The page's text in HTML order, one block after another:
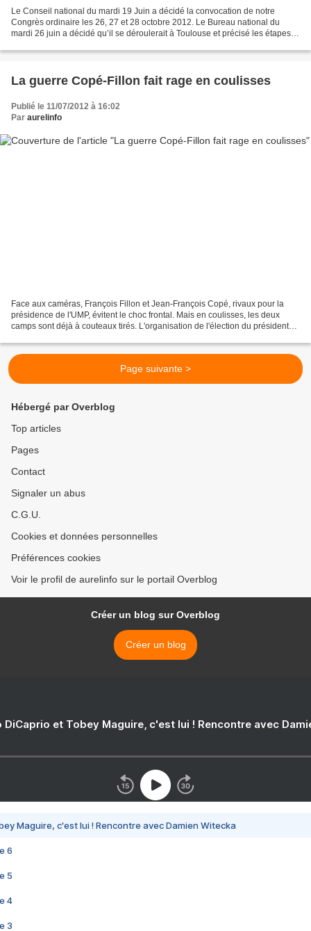
Le Conseil national du mardi 19 Juin a décidé la convocation de notre
Congrès ordinaire les 26, 27 et 28 octobre 2012. Le Bureau national du
mardi 26 juin a décidé qu’il se déroulerait à Toulouse et précisé les étapes
La guerre Copé-Fillon fait rage en coulisses
Publié le 11/07/2012 à 16:02
Par aurelinfo
Face aux caméras, François Fillon et Jean-François Copé, rivaux pour la
présidence de l'UMP, évitent le choc frontal. Mais en coulisses, les deux
camps sont déjà à couteaux tirés. L'organisation de l'élection du président
Page suivante >
Hébergé par Overblog
Top articles
Pages
Contact
Signaler un abus
C.G.U.
Cookies et données personnelles
Préférences cookies
Voir le profil de aurelinfo sur le portail Overblog
Créer un blog sur Overblog
Créer un blog
DiCaprio et Tobey Maguire, c'est lui ! Rencontre avec
Maguire, c'est lui ! Rencontre avec Damien Witecka
6
5
4
3